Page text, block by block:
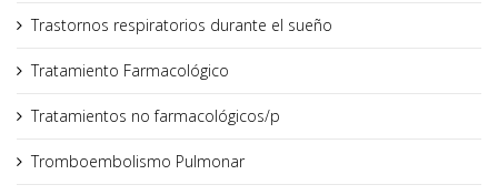
Trastornos respiratorios durante el sueño
Tratamiento Farmacológico
Tratamientos no farmacológicos/p
Tromboembolismo Pulmonar